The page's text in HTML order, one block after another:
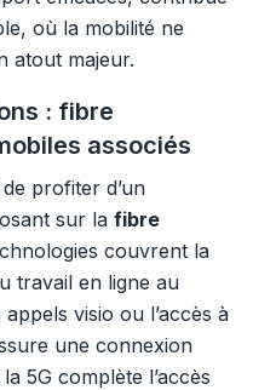
où la mobilité ne
atout majeur.
: fibre
associés
profiter d’un
sur la fibre
couvrent la
travail en ligne au
visio ou l’accès à
une connexion
5G complète l’accès